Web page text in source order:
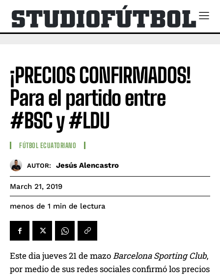
¡PRECIOS CONFIRMADOS!
Para el partido entre
#BSC y #LDU
FÚTBOL ECUATORIANO
AUTOR: Jesús Alencastro
March 21, 2019
menos de 1 min de lectura
Este dia jueves 21 de mazoBarcelona Sporting Club,
por medio de sus redes sociales confirmó los precios